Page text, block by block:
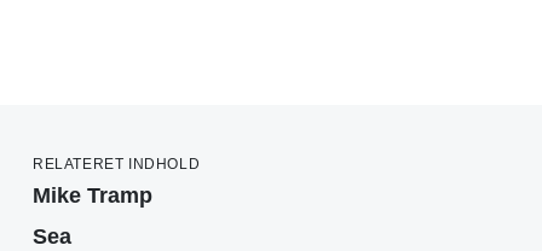
RELATERET INDHOLD
Mike Tramp
Sea